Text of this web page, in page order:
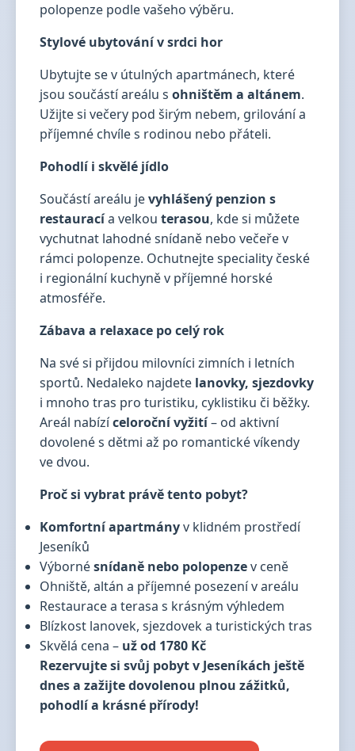
polopenze podle vašeho výběru.
Stylové ubytování v srdci hor
Ubytujte se v útulných apartmánech, které
jsou součástí areálu s ohništěm a altánem.
Užijte si večery pod širým nebem, grilování a
příjemné chvíle s rodinou nebo přáteli.
Pohodlí i skvělé jídlo
Součástí areálu jevyhlášený penzion s
restauracía velkou terasou, kde si můžete
vychutnat lahodné snídaně nebo večeře v
rámci polopenze. Ochutnejte speciality české
i regionální kuchyně v příjemné horské
atmosféře.
Zábava a relaxace po celý rok
Na své si přijdou milovníci zimních i letních
sportů. Nedaleko najdete lanovky, sjezdovky
i mnoho tras pro turistiku, cyklistiku či běžky.
Areál nabízíceloroční vyžití– od aktivní
dovolené s dětmi až po romantické víkendy
ve dvou.
Proč si vybrat právě tento pobyt?
Komfortní apartmányv klidném prostředí
Jeseníků
Výbornésnídaně nebo polopenzev ceně
Ohniště, altán a příjemné posezení v areálu
Restaurace a terasa s krásným výhledem
Blízkost lanovek, sjezdovek a turistických tras
Skvělá cena – už od 1780 Kč
Rezervujte si svůj pobyt v Jeseníkách ještě
dnes a zažijte dovolenou plnou zážitků,
pohodlí a krásné přírody!